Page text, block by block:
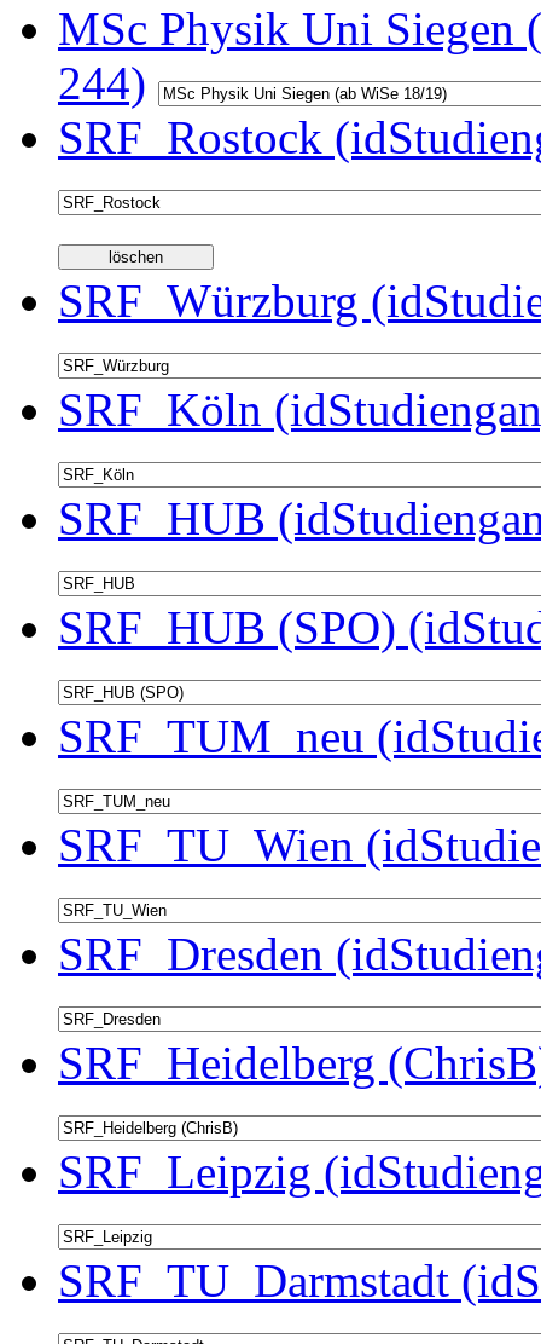
MSc Physik Uni Siegen
244)
SRF_Rostock
SRF_Würzburg
SRF_Köln
SRF_HUB
SRF_HUB (SPO)
SRF_TUM_neu
SRF_TU_Wien
SRF_Dresden
SRF_Heidelberg
SRF_Leipzig
SRF_TU_Darmstadt